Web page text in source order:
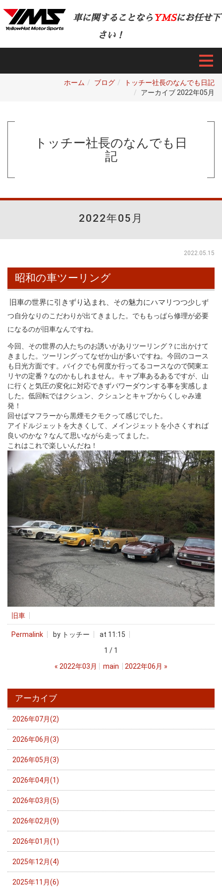
車に関することなら YMSにお任せ下
さい！
ホーム ブログ
トッチー社長のなんでも日記
アーカイブ 2022年05月
トッチー社長のなんでも日
記
2022年05月
2022.05.15
昭和の車ツーリング
旧車の世界に引きずり込まれ、その魅力にハマリつつ少しず
つ自分なりのこだわりが出てきました。 でももっぱら修理が必要
になるのが旧車なんですね。
今回、その世界の人たちのお誘いがありツーリング？に出かけて
きました。ツーリングってなぜか山が多いですね。今回のコース
も日光方面です。バイクでも何度か行ってるコースなので関東エ
リヤの定番？なのかもしれません。キャブ車あるあるですが、山
に行くと気圧の変化に対応できずパワーダウンする事を実感しま
した。低回転ではクシュン、クシュンとキャブからくしゃみ連
発！
回せばマフラーから黒煙モクモクって感じでした。
アイドルジェットを大きくして、メインジェットを小さくすれば
良いのかな？なんて思いながら走ってました。
これはこれで楽しいんだね！
旧車
Permalink by トッチー
at 11:15
1 / 1
« 2022年03月 main 2022年06月 »
アーカイブ
2026年07月(2)
2026年06月(3)
2026年05月(3)
2026年04月(1)
2026年03月(5)
2026年02月(9)
2026年01月(1)
2025年12月(4)
2025年11月(6)